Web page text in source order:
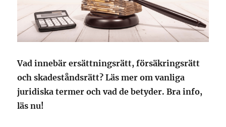
Vad innebär ersättningsrätt, försäkringsrätt
och skadeståndsrätt? Läs mer om vanliga
juridiska termer och vad de betyder. Bra info,
läs nu!